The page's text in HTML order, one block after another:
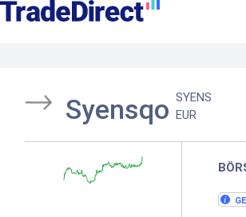
Syensqo SYENS
EUR